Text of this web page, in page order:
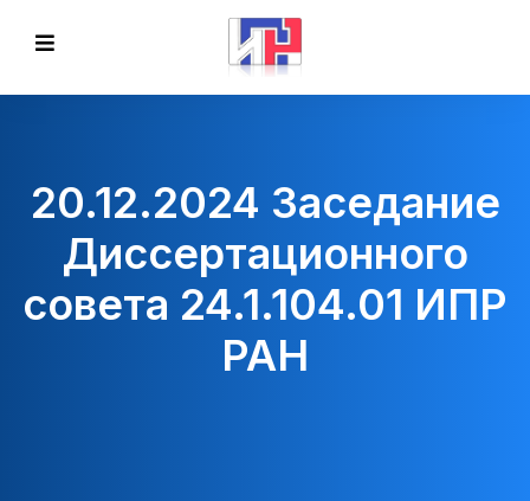
20.12.2024 Заседание
Диссертационного
совета 24.1.104.01 ИПР
РАН